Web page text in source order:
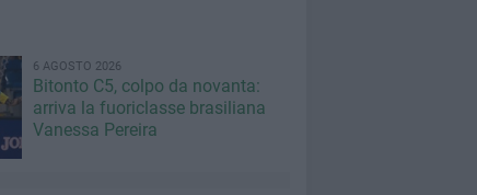
6 AGOSTO 2026
Bitonto C5, colpo da novanta:
arriva la fuoriclasse brasiliana
Vanessa Pereira